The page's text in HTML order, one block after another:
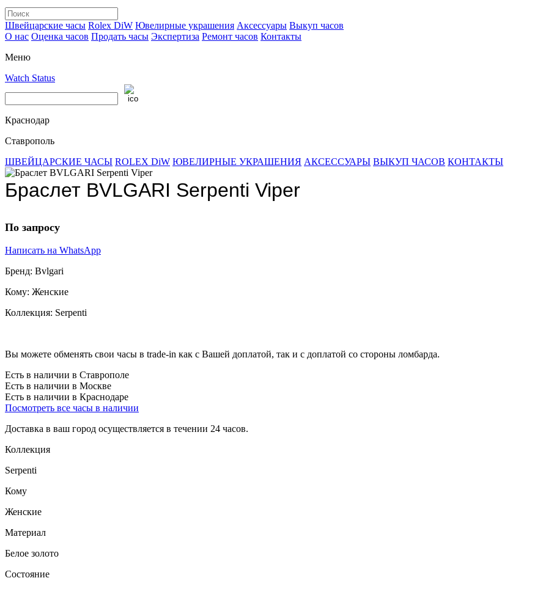
Швейцарские часы Rolex DiW Ювелирные украшения Аксессуары Выкуп часов
О нас Оценка часов Продать часы Экспертиза Ремонт часов Контакты
Меню
Watch Status
Краснодар
Ставрополь
ШВЕЙЦАРСКИЕ ЧАСЫ ROLEX DiW ЮВЕЛИРНЫЕ УКРАШЕНИЯ АКСЕССУАРЫ ВЫКУП ЧАСОВ КОНТАКТЫ
Браслет BVLGARI Serpenti Viper
По запросу
Написать на WhatsApp
Бренд: Bvlgari
Кому: Женские
Коллекция: Serpenti
Вы можете обменять свои часы в trade-in как с Вашей доплатой, так и с доплатой со стороны ломбарда.
Есть в наличии в Ставрополе
Есть в наличии в Москве
Есть в наличии в Краснодаре
Посмотреть все часы в наличии
Доставка в ваш город осуществляется в течении 24 часов.
Коллекция
Serpenti
Кому
Женские
Материал
Белое золото
Состояние